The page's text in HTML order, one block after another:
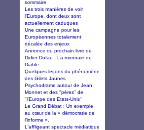
sommaire
Les trois manières de voir
l’Europe, dont deux sont
actuellement caduques
Une campagne pour les
Européennes totalement
décalée des enjeux
Annonce du prochain livre de
Didier Dufau : La monnaie du
Diable
Quelques leçons du phénomène
des Gilets Jaunes
Psychodrame autour de Jean
Monnet et des "pères" de
"l'Europe des Etats-Unis"
Le Grand Débat : Un exemple
au cœur de la « démocratie de
l’informe ».
L'affligeant spectacle médiatique